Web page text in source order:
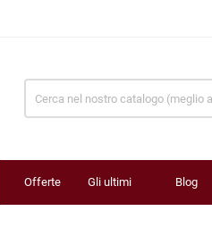
Offerte Gli ultimi Blog